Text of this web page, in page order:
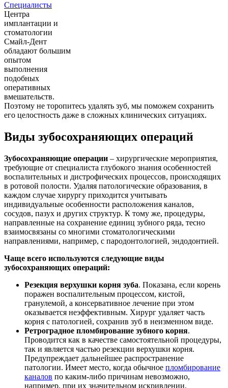
Специалисты
Центра
имплантации и
стоматологии
Смайл-Дент
обладают большим
опытом
выполнения
подобных
оперативных
вмешательств.
Поэтому не торопитесь удалять зуб, мы поможем сохранить
его целостность даже в сложных клинических ситуациях.
Виды зубосохраняющих операций
Зубосохраняющие операции – хирургические мероприятия,
требующие от специалиста глубокого знания особенностей
воспалительных и дистрофических процессов, происходящих
в ротовой полости. Удаляя патологические образования, в
каждом случае хирургу приходится учитывать
индивидуальные особенности расположения каналов,
сосудов, пазух и других структур. К тому же, процедуры,
направленные на сохранение единиц зубного ряда, тесно
взаимосвязаны со многими стоматологическими
направлениями, например, с пародонтологией, эндодонтией.
Чаще всего используются следующие виды
зубосохраняющих операций:
Резекция верхушки корня зуба. Показана, если корень
поражен воспалительным процессом, кистой,
гранулемой, а консервативное лечение при этом
оказывается неэффективным. Хирург удаляет часть
корня с патологией, сохранив зуб в неизменном виде.
Ретроградное пломбирование зубного корня.
Проводится как в качестве самостоятельной процедуры,
так и является частью резекции верхушки корня.
Предупреждает дальнейшее распространение
патологии. Имеет место, когда обычное пломбирование
каналов по каким-либо причинам невозможно,
например, при их значительном искривлении,